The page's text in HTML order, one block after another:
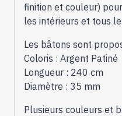
finition et couleur)
les intérieurs et tous
Les bâtons sont
Coloris : Argent Patiné
Longueur : 240 cm
Diamètre : 35 mm
Plusieurs couleurs et